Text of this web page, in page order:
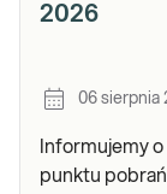
2026
06 sierpnia
Informujemy
punktu pobrań